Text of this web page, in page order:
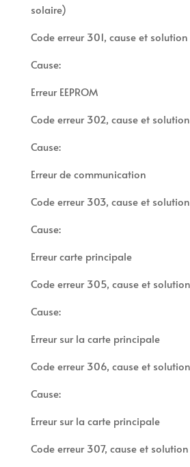
solaire)
Code erreur 301, cause et solution
Cause:
Erreur EEPROM
Code erreur 302, cause et solution
Cause:
Erreur de communication
Code erreur 303, cause et solution
Cause:
Erreur carte principale
Code erreur 305, cause et solution
Cause:
Erreur sur la carte principale
Code erreur 306, cause et solution
Cause:
Erreur sur la carte principale
Code erreur 307, cause et solution